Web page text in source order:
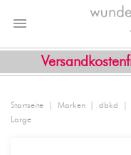

Startseite Marken dbkd
Large